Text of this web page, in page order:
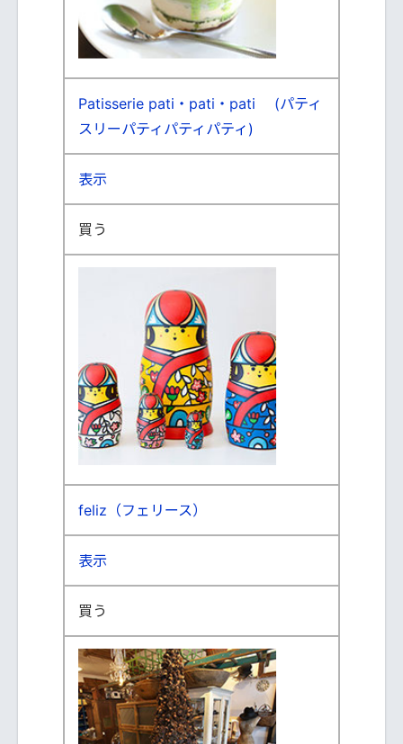
Patisserie pati・pati・pati (パティ
スリーパティパティパティ)
表示
買う
feliz（フェリース）
表示
買う